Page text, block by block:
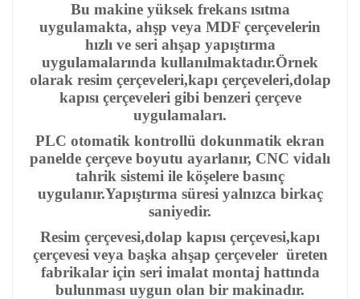
Bu makine yüksek frekans ısıtma
uygulamakta, ahşp veya MDF çerçevelerin
hızlı ve seri ahşap yapıştırma
uygulamalarında kullanılmaktadır.Örnek
olarak resim çerçeveleri,kapı çerçeveleri,dolap
kapısı çerçeveleri gibi benzeri çerçeve
uygulamaları.
PLC otomatik kontrollü dokunmatik ekran
panelde çerçeve boyutu ayarlanır, CNC vidalı
tahrik sistemi ile köşelere basınç
uygulanır.Yapıştırma süresi yalnızca birkaç
saniyedir.
Resim çerçevesi,dolap kapısı çerçevesi,kapı
çerçevesi veya başka ahşap çerçeveler üreten
fabrikalar için seri imalat montaj hattında
bulunması uygun olan bir makinadır.